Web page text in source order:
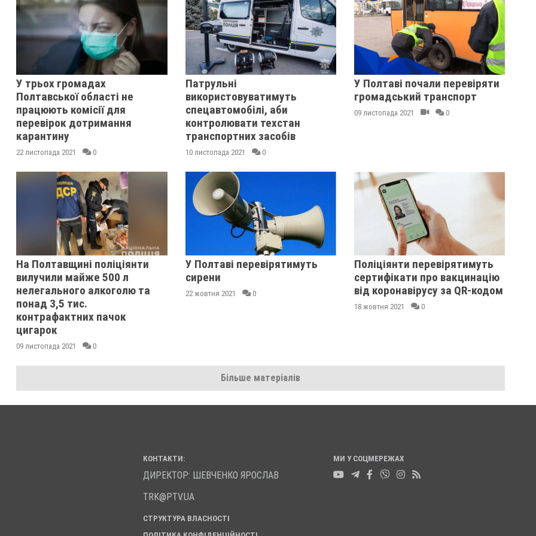
У трьох громадах
Полтавської області не
працюють комісії для
перевірок дотримання
карантину
22 листопада 2021 0
Патрульні
використовуватимуть
спецавтомобілі, аби
контролювати техстан
транспортних засобів
10 листопада 2021 0
У Полтаві почали перевіряти
громадський транспорт
09 листопада 2021 0
На Полтавщині поліціянти
вилучили майже 500 л
нелегального алкоголю та
понад 3,5 тис.
контрафактних пачок
цигарок
09 листопада 2021 0
У Полтаві перевірятимуть
сирени
22 жовтня 2021 0
Поліціянти перевірятимуть
сертифікати про вакцинацію
від коронавірусу за QR-кодом
18 жовтня 2021 0
Більше матеріалів
КОНТАКТИ:
ДИРЕКТОР: ШЕВЧЕНКО ЯРОСЛАВ
TRK@PTV.UA
СТРУКТУРА ВЛАСНОСТІ
МИ У СОЦМЕРЕЖАХ